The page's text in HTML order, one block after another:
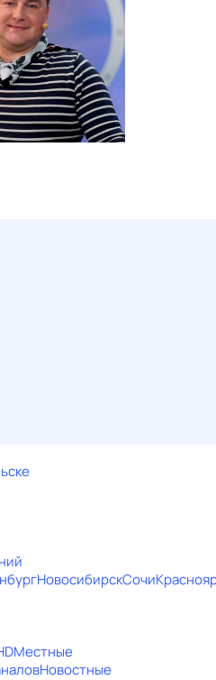
НовосибирскСочи
Местные
Новостные